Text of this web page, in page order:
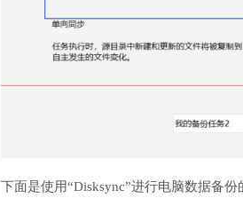
下面是使用“Disksync”进行电脑数据备